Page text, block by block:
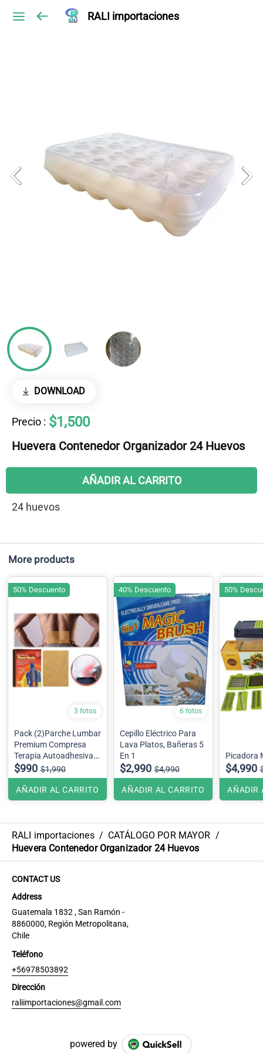
RALI importaciones
DOWNLOAD
Precio : $1,500
Huevera Contenedor Organizador 24 Huevos
AÑADIR AL CARRITO
24 huevos
More products
3 fotos
Pack (2)Parche Lumbar
Premium Compresa
Terapia Autoadhesivas
Alivio Del Dolor
$990 $1,990
AÑADIR AL CARRITO
50% Descuento
6 fotos
Cepillo Eléctrico Para
Lava Platos, Bañeras 5
En 1
$2,990 $4,990
AÑADIR AL CARRITO
40% Descuento
Picadora
$4,990
AÑADIR
50%
RALI importaciones / CATÁLOGO POR MAYOR /
Huevera Contenedor Organizador 24 Huevos
CONTACT US
Address
Guatemala 1832 , San Ramón -
8860000, Región Metropolitana,
Chile
Teléfono
+56978503892
Dirección
raliimportaciones@gmail.com
powered by